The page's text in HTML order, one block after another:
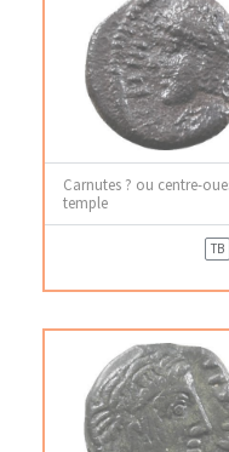
Carnutes ? ou centre-
temple
TB